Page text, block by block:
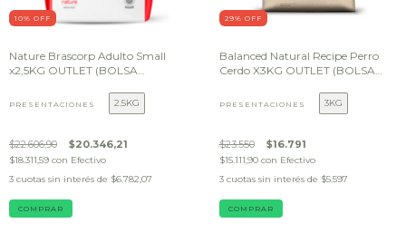
10% OFF
Nature Brascorp Adulto Small
x2,5KG OUTLET (BOLSA
PRESENTACIONES 2.5KG
$22.606,90 $20.346,21
$18.311,59 con Efectivo
3 cuotas sin interés de $6.782,07
COMPRAR
29% OFF
Balanced Natural Recipe Perro
Cerdo X3KG OUTLET (BOLSA
PRESENTACIONES 3KG
$23.550 $16.791
$15.111,90 con Efectivo
3 cuotas sin interés de $5.597
COMPRAR